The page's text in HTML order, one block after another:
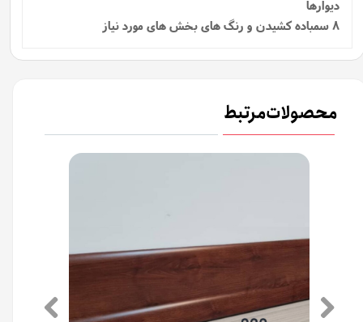
دیوارها
8 سمباده کشیدن و رنگ های بخش های مورد نیاز
محصولات مرتبط